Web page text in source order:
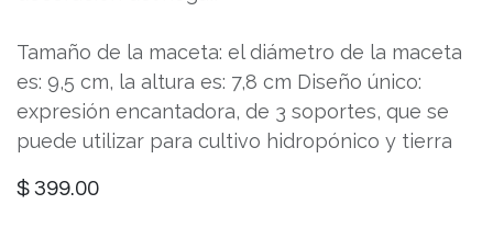
Tamaño de la maceta: el diámetro de la maceta
es: 9,5 cm, la altura es: 7,8 cm Diseño único:
expresión encantadora, de 3 soportes, que se
puede utilizar para cultivo hidropónico y tierra
$ 399.00